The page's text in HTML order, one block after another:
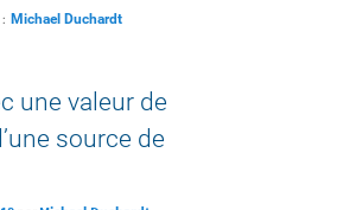
Michael Duchardt
une valeur de
source de